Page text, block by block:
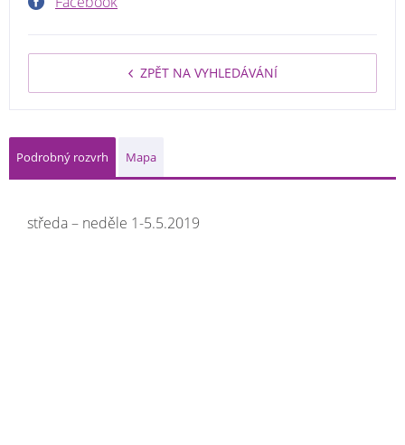
ZPĚT NA VYHLEDÁVÁNÍ
Podrobný rozvrh Mapa
středa – neděle 1-5.5.2019